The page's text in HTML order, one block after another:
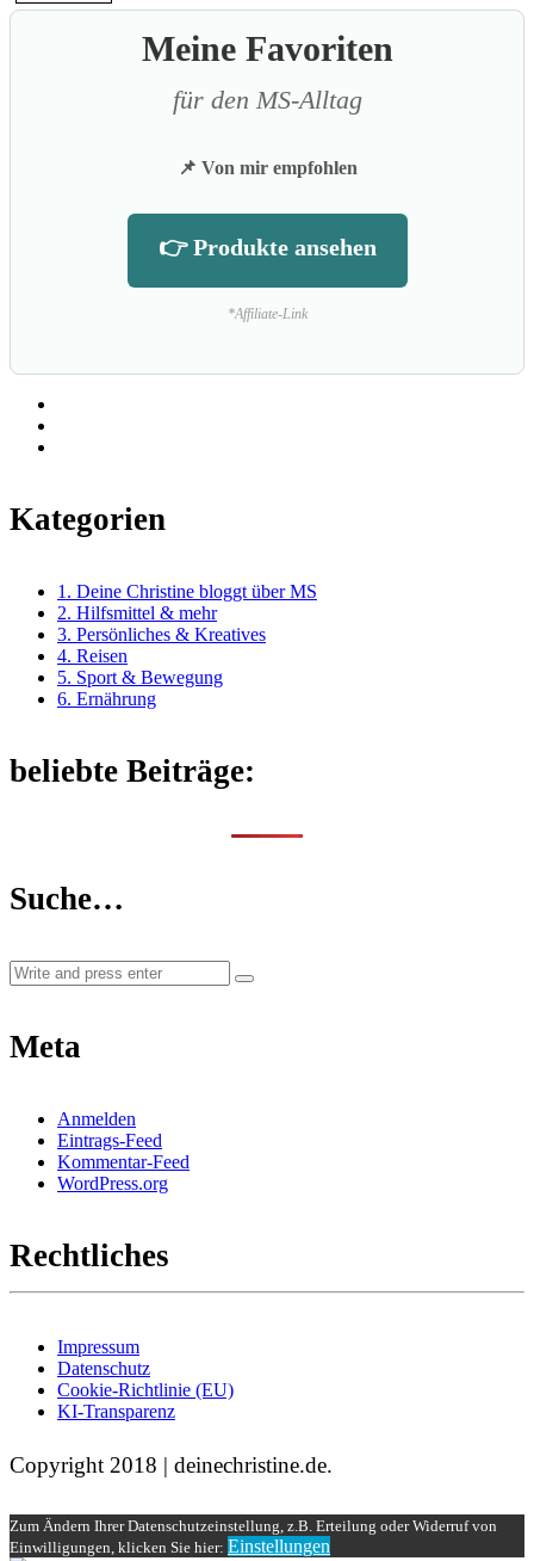
Meine Favoriten
für den MS-Alltag
📌 Von mir empfohlen
👉 Produkte ansehen
*Affiliate-Link
Kategorien
1. Deine Christine bloggt über MS
2. Hilfsmittel & mehr
3. Persönliches & Kreatives
4. Reisen
5. Sport & Bewegung
6. Ernährung
beliebte Beiträge:
Suche…
Meta
Anmelden
Eintrags-Feed
Kommentar-Feed
WordPress.org
Rechtliches
Impressum
Datenschutz
Cookie-Richtlinie (EU)
KI-Transparenz
Copyright 2018 | deinechristine.de.
Zum Ändern Ihrer Datenschutzeinstellung, z.B. Erteilung oder Widerruf von
Einwilligungen, klicken Sie hier: Einstellungen